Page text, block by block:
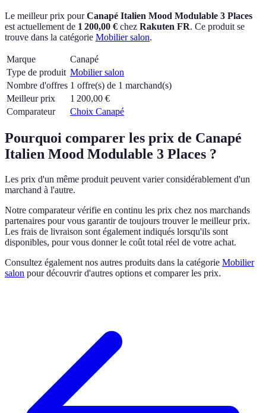
Le meilleur prix pourCanapé Italien Mood Modulable 3 Places
est actuellement de 1 200,00 € chez Rakuten FR. Ce produit se
trouve dans la catégorie Mobilier salon.
Marque
Canapé
Type de produit Mobilier salon
Nombre d'offres 1 offre(s) de 1 marchand(s)
Meilleur prix
1 200,00 €
Comparateur
Choix Canapé
Pourquoi comparer les prix de Canapé
Italien Mood Modulable 3 Places ?
Les prix d'un même produit peuvent varier considérablement d'un
marchand à l'autre.
Notre comparateur vérifie en continu les prix chez nos marchands
partenaires pour vous garantir de toujours trouver le meilleur prix.
Les frais de livraison sont également indiqués lorsqu'ils sont
disponibles, pour vous donner le coût total réel de votre achat.
Consultez également nos autres produits dans la catégorie Mobilier
salon pour découvrir d'autres options et comparer les prix.